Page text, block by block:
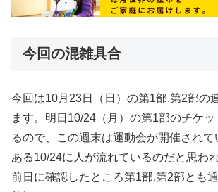
今回の混雑具合
今回は10月23日（日）の第1部,第2部の
ます。明日10/24（月）の第1部のチケ
るので、この週末は運動会が開催され
ある10/24に人が流れているのだと思われ
前日に確認したところ第1部,第2部とも